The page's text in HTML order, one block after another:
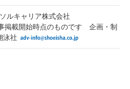
ルキャリア株式会社
掲載開始時点のものです 企画・制
社